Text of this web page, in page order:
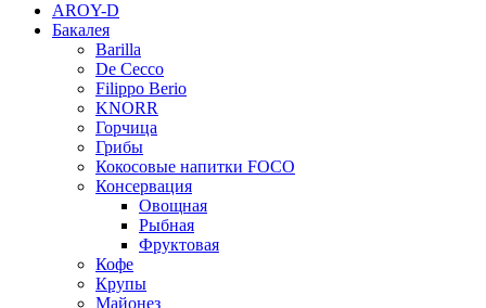
AROY-D
Бакалея
Barilla
De Cecco
Filippo Berio
KNORR
Горчица
Грибы
Кокосовые напитки FOCO
Консервация
Овощная
Рыбная
Фруктовая
Кофе
Крупы
Майонез